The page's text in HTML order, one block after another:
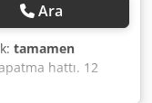
Ara
tamamen
hattı. 12
Aletqmvre Isk